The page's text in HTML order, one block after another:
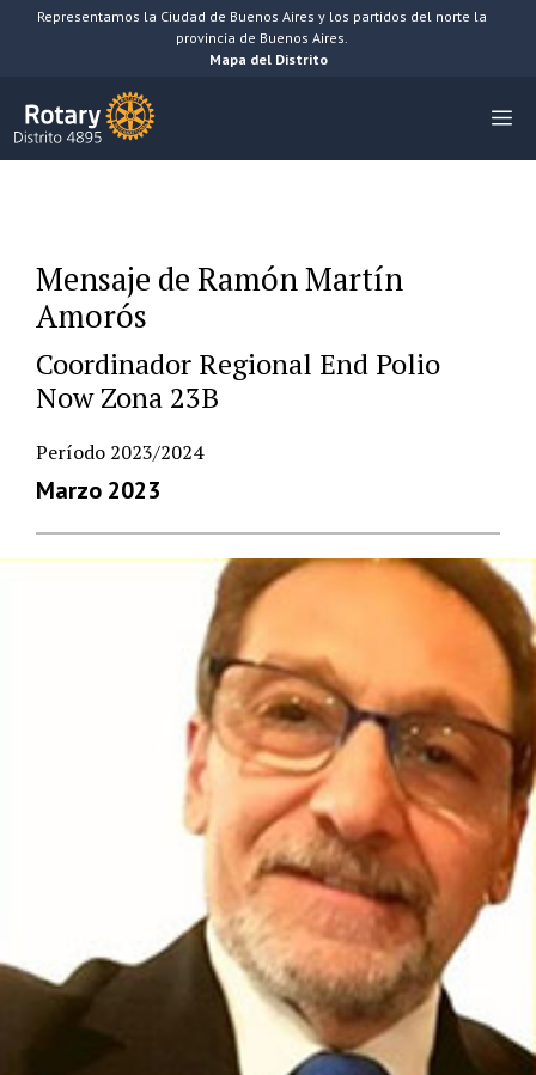
SaltarRepresentamos la Ciudad de Buenos Aires y los partidos del norte la
provincia de Buenos Aires.
Mapa del Distrito
Mensaje de Ramón Martín
Amorós
Coordinador Regional End Polio
Now Zona 23B
Período 2023/2024
Marzo 2023